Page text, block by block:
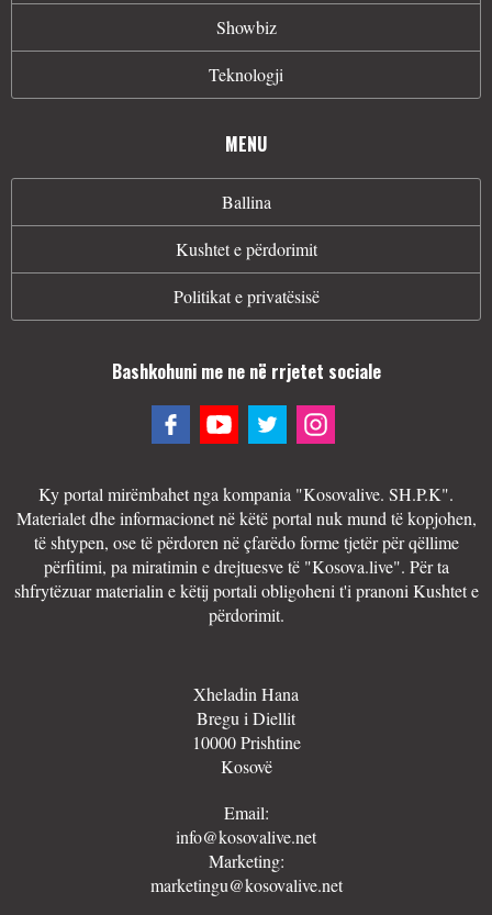
Showbiz
Teknologji
MENU
Ballina
Kushtet e përdorimit
Politikat e privatësisë
Bashkohuni me ne në rrjetet sociale
Ky portal mirëmbahet nga kompania "Kosovalive. SH.P.K".
Materialet dhe informacionet në këtë portal nuk mund të kopjohen,
të shtypen, ose të përdoren në çfarëdo forme tjetër për qëllime
përfitimi, pa miratimin e drejtuesve të "Kosova.live". Për ta
shfrytëzuar materialin e këtij portali obligoheni t'i pranoni Kushtet e
përdorimit.
Xheladin Hana
Bregu i Diellit
10000 Prishtine
Kosovë
Email:
info@kosovalive.net
Marketing:
marketingu@kosovalive.net